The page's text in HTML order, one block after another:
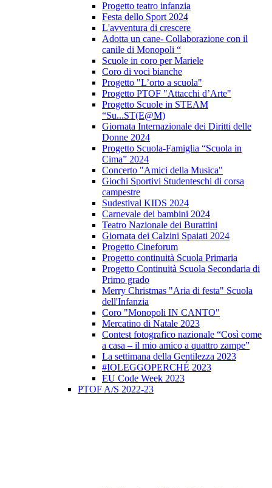
Progetto teatro infanzia
Festa dello Sport 2024
L'avventura di crescere
Adotta un cane- Collaborazione con il
canile di Monopoli “
Scuole in coro per Mariele
Coro di voci bianche
Progetto "L’orto a scuola"
Progetto PTOF "Attacchi d’Arte"
Progetto Scuole in STEAM
“Su...ST(E@M)
Giornata Internazionale dei Diritti delle
Donne 2024
Progetto Scuola-Famiglia “Scuola in
Cima” 2024
Concerto "Amici della Musica"
Giochi Sportivi Studenteschi di corsa
campestre
Sudestival KIDS 2024
Carnevale dei bambini 2024
Teatro Nazionale dei Burattini
Giornata dei Calzini Spaiati 2024
Progetto Cineforum
Progetto continuità Scuola Primaria
Progetto Continuità Scuola Secondaria di
Primo grado
Merry Christmas "Aria di festa" Scuola
dell'Infanzia
Coro "Monopoli IN CANTO"
Mercatino di Natale 2023
Contest fotografico nazionale “Così come
a casa – il mio amico a quattro zampe”
La settimana della Gentilezza 2023
#IOLEGGOPERCHÉ 2023
EU Code Week 2023
PTOF A/S 2022-23